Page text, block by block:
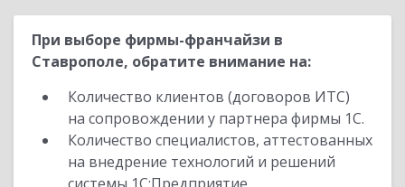
При выборе фирмы-франчайзи в
Ставрополе, обратите внимание на:
Количество клиентов (договоров ИТС)
на сопровождении у партнера фирмы 1С.
Количество специалистов, аттестованных
на внедрение технологий и решений